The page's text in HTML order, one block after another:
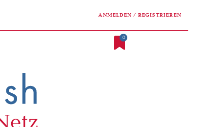
ANMELDEN / REGISTRIEREN
0